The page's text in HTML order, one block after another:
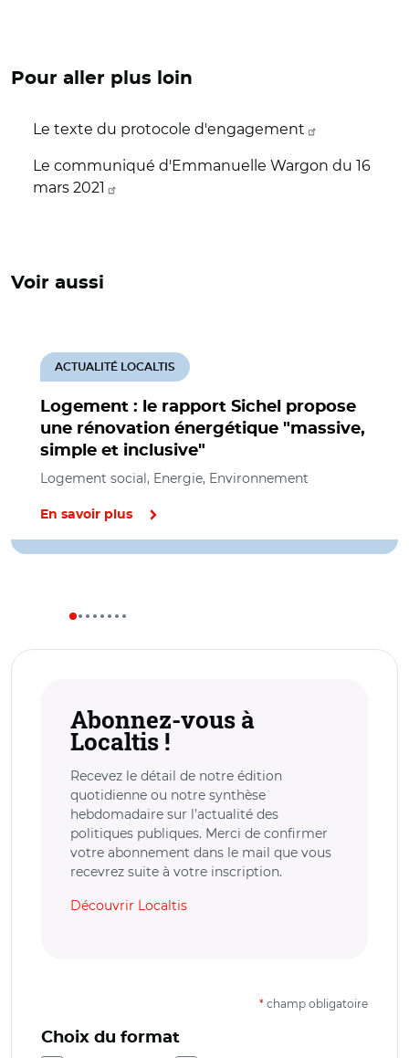
Pour aller plus loin
Le texte du protocole d'engagement
Le communiqué d'Emmanuelle Wargon du 16
mars 2021
Voir aussi
Logement : le rapport Sichel propose
une rénovation énergétique "massive,
simple et inclusive"
ACTUALITÉ LOCALTIS
Logement social, Energie, Environnement
En savoir plus
Abonnez-vous à
Localtis !
Recevez le détail de notre édition
quotidienne ou notre synthèse
hebdomadaire sur l’actualité des
politiques publiques. Merci de confirmer
votre abonnement dans le mail que vous
recevrez suite à votre inscription.
Découvrir Localtis
* champ obligatoire
Choix du format